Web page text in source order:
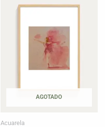
AGOTADO
Acuarela